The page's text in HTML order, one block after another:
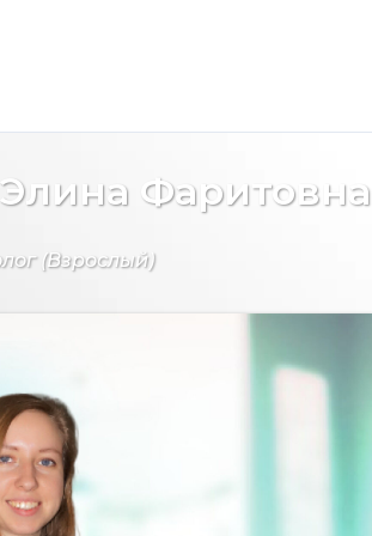
Фаритовна
(Взрослый)